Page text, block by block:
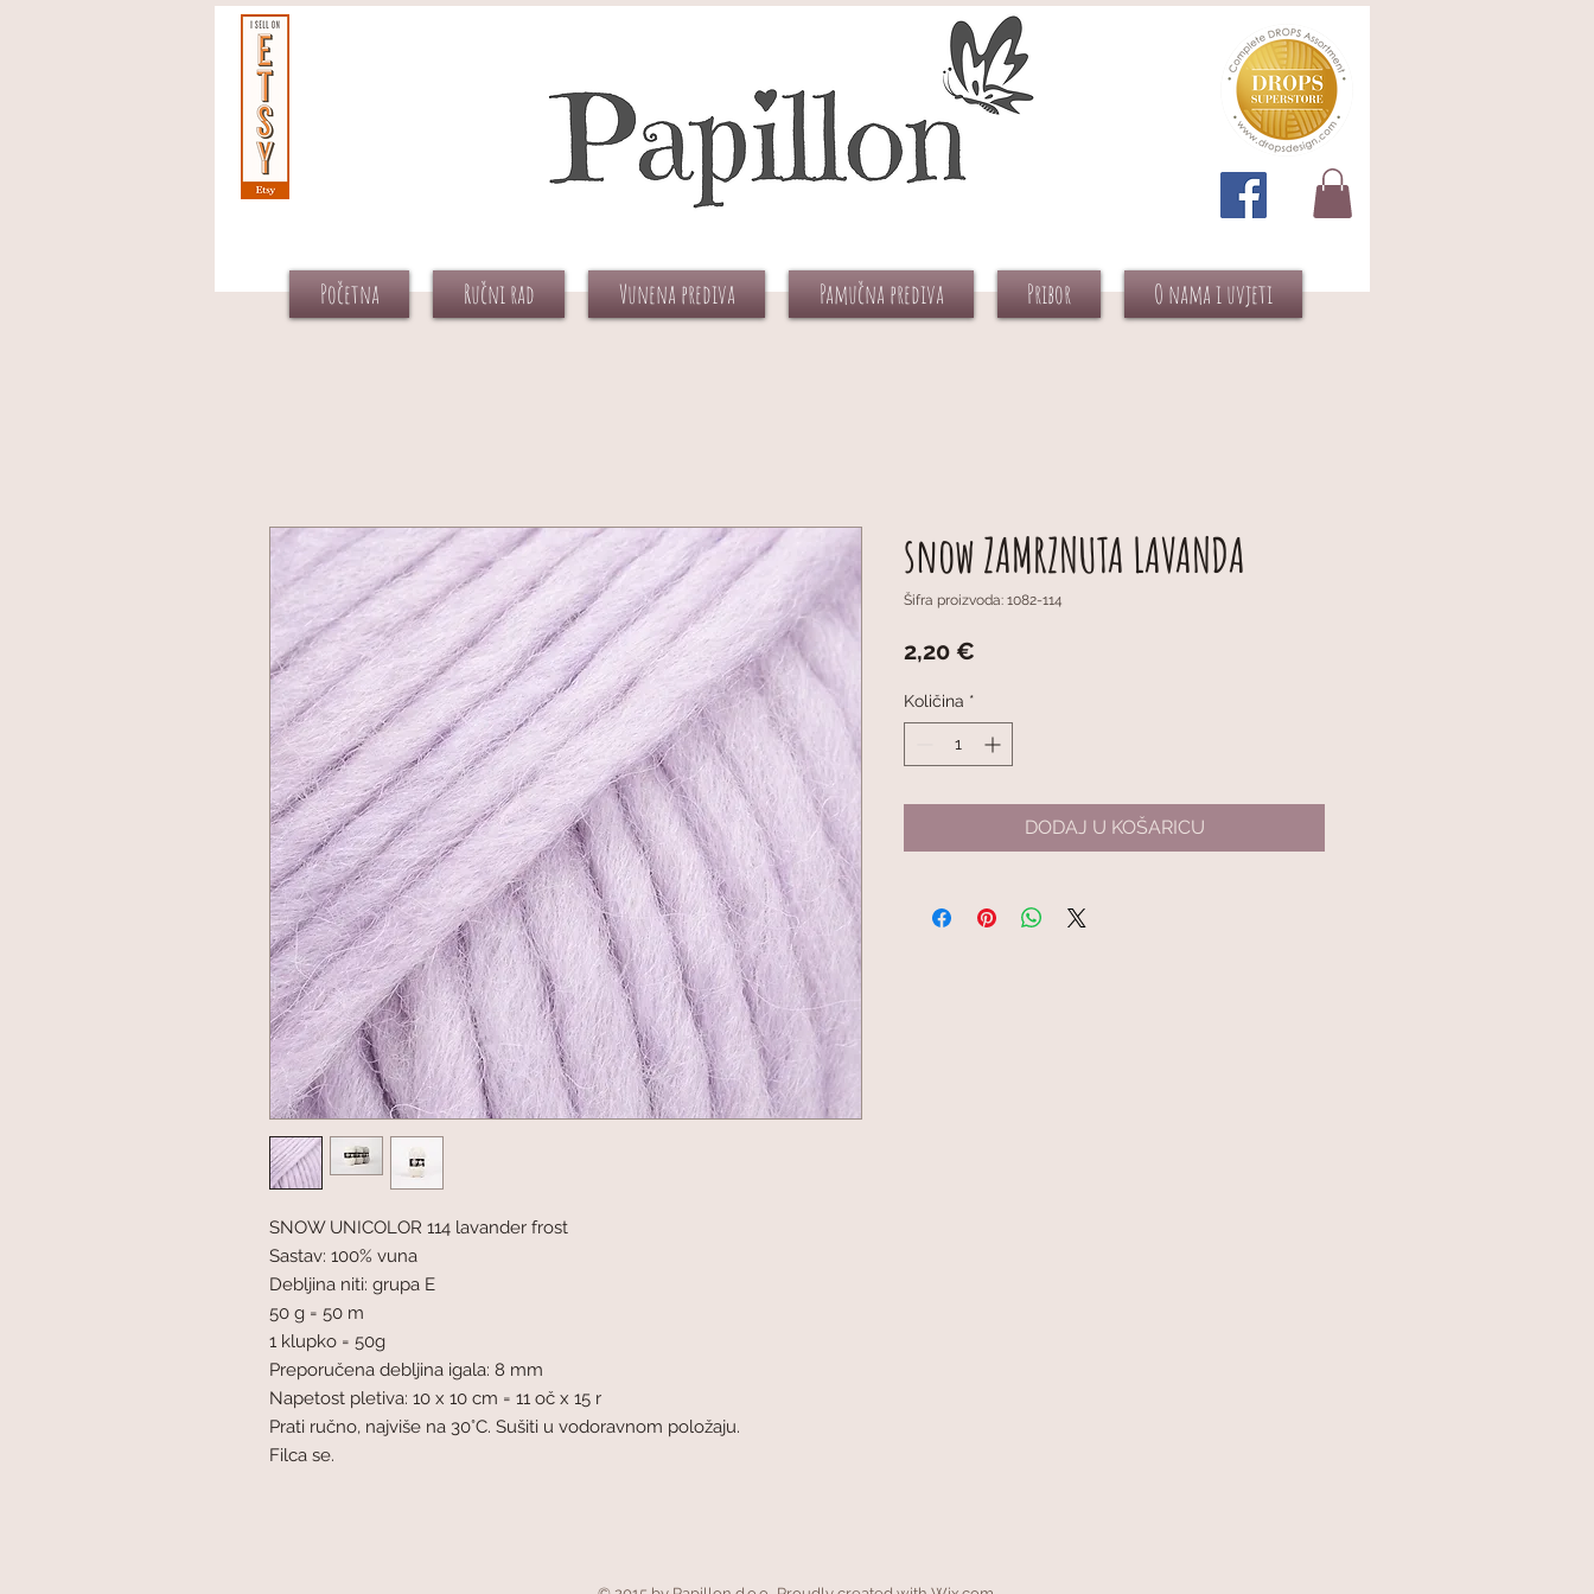
Početna Ručni rad Vunena prediva Pamučna prediva Pribor O nama i uvjeti
SNOW UNICOLOR 114 lavander frost
Sastav: 100% vuna
Debljina niti: grupa E
50 g = 50 m
1 klupko = 50g
Preporučena debljina igala: 8 mm
Napetost pletiva: 10 x 10 cm = 11 oč x 15 r
Prati ručno, najviše na 30°C. Sušiti u vodoravnom položaju.
Filca se.
snow ZAMRZNUTA LAVANDA
Šifra proizvoda: 1082-114
2,20 €
Količina *
DODAJ U KOŠARICU